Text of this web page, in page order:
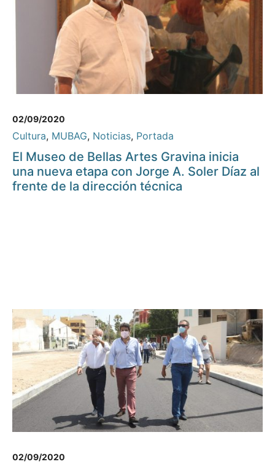
02/09/2020
Cultura, MUBAG, Noticias, Portada
El Museo de Bellas Artes Gravina inicia
una nueva etapa con Jorge A. Soler Díaz al
frente de la dirección técnica
02/09/2020